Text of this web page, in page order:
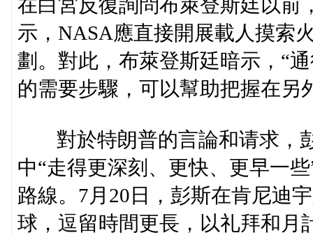
在白宮反復詢問布萊登斯廷以前
示，NASA應直接開展載人摸索
劃。對此，布萊登斯廷暗示，“
的需要步驟，可以幫助把握在另
對於特朗普的言論和请求，
中“走得更深刻、更快、更早一
路線。7月20日，彭斯在肯尼迪
球，逗留時間更長，以礼拜和月